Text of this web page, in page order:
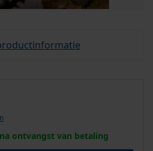
ontvangst van betaling